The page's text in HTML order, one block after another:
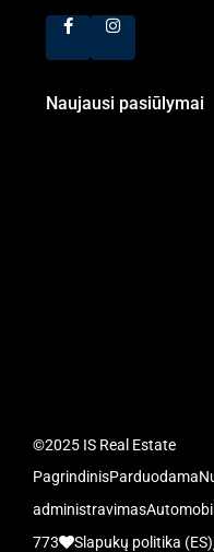
Naujausi pasiūlymai
©2025 IS Real Estate
PagrindinisParduodama
administravimas
773
Slapukų politika (ES)